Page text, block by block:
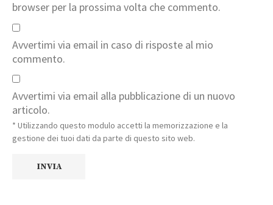
browser per la prossima volta che commento.
Avvertimi via email in caso di risposte al mio
commento.
Avvertimi via email alla pubblicazione di un nuovo
articolo.
* Utilizzando questo modulo accetti la memorizzazione e la
gestione dei tuoi dati da parte di questo sito web.